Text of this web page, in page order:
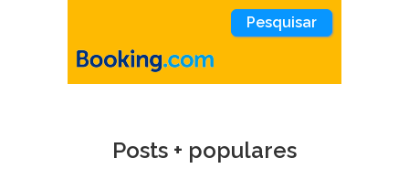
Posts + populares